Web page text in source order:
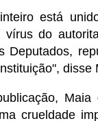
está
do
Deputados,
disse
crueldade